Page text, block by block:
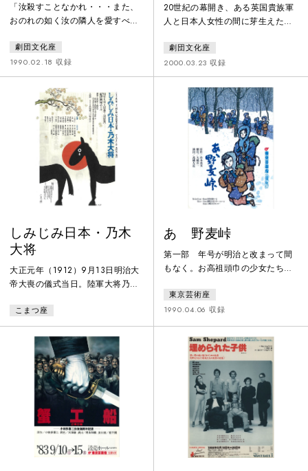
「汝殺すことなかれ・・・また、
おのれの如く汝の隣人を愛すべ
じて召集を拒み、戦争に反対した
片倉友吉。彼は、名もない一介時
計工場の労働者である。だが、大
戦の遂行か下にあっては言うまで
もなく非国民扱いであり、死より
も過酷な罵倒と拷問と脅迫が彼を
待ち受けていた。さらに彼だけに
とどまらず、周囲の人達をも巻き
込んでいった。父は自殺、弟は職
を追われ暴死。そして母親が、妹
が、友人たち
劇団文化座
1990.02.18 収録
20世紀の幕開き、ある英国貴族軍
人と日本人女性の間に芽生えた
翻弄され、数奇な軌跡を辿ってい
った……十数年前に発見された、
英国軍人から日本人女性に送られ
た日本語による千通に及ぶ手紙を
もとにNHKラジオの特別番組「日
本人になりたかった男」が放送さ
れたのは昭和62年夏。大きな反響
を呼ぶ。そして、二人をめぐる家
族の物語として「ピーチブロッサ
ムへ」が出版された。1902年「憧
劇団文化座
2000.03.23 収録
しみじみ日本・乃木
大将
大正元年（1912）9月13日明治大
帝大喪の儀式当日。陸軍大将乃木
において自決した。なぜ乃木将軍
は殉死しなければならなかったの
か？将軍の愛馬たちが明かすばか
ばかしくて、かなしくて、おもし
ろくて、せつなくて、おまけにお
おいにためになる死の真相。
こまつ座
あゝ野麦峠
第一部 年号が明治と改まって間
もなく。お高祖頭巾の少女たちは
出た。肺を病んだみねは、兄の背
に乗って飛騨へ帰っていった。第
働条件はひどくなるばかり。「女
は表に出るな」とされた時代、工
女たちは手を取り合い立ち上がっ
ていく。
東京芸術座
1990.04.06 収録